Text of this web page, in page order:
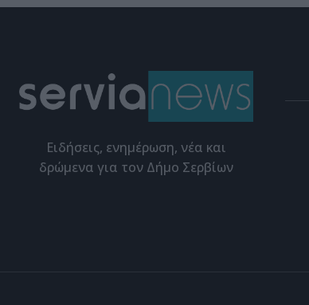
Eιδήσεις, ενημέρωση, νέα και
δρώμενα για τον Δήμο Σερβίων